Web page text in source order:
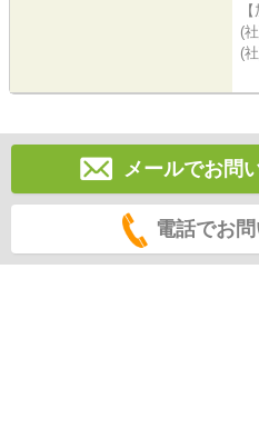
(
(
メールでお問
電話でお